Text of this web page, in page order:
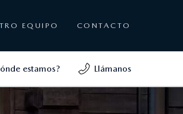
EQUIPO CONTACTO
estamos? Llámanos